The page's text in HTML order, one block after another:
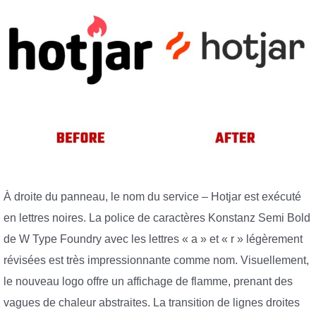
À droite du panneau, le nom du service – Hotjar est exécuté
en lettres noires. La police de caractères Konstanz Semi Bold
de W Type Foundry avec les lettres « a » et « r » légèrement
révisées est très impressionnante comme nom. Visuellement,
le nouveau logo offre un affichage de flamme, prenant des
vagues de chaleur abstraites. La transition de lignes droites